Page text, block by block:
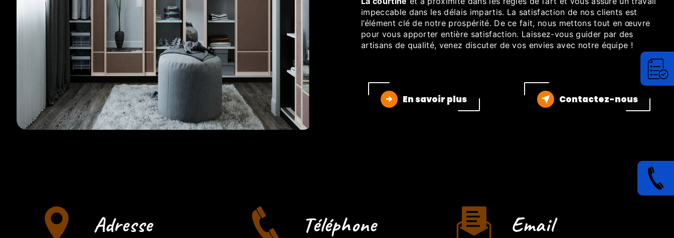
impeccable dans les délais impartis. La satisfaction de nos clients est
l’élément clé de notre prospérité. De ce fait, nous mettons tout en œuvre
pour vous apporter entière satisfaction. Laissez-vous guider par des
artisans de qualité, venez discuter de vos envies avec notre équipe !
En savoir plus Contactez-nous
Adresse Téléphone Email